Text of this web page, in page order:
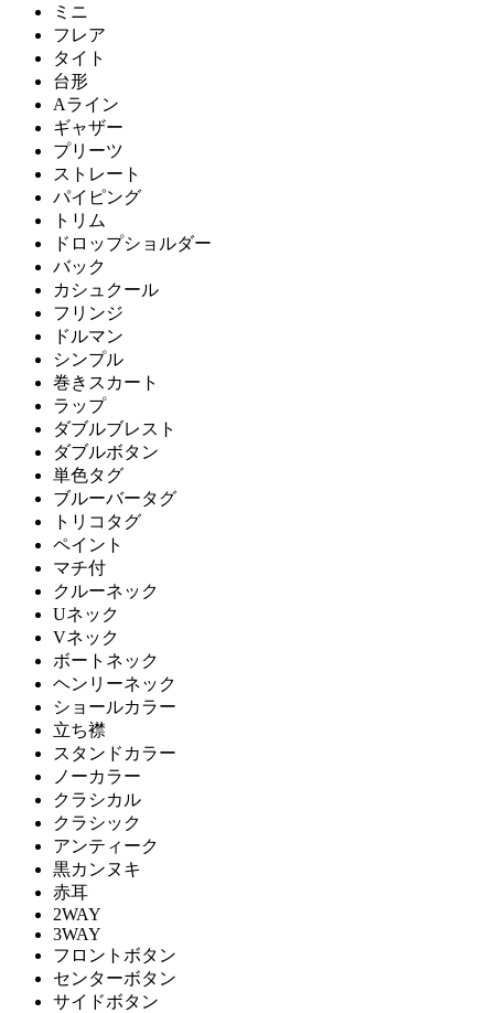
ミニ
フレア
タイト
台形
Aライン
ギャザー
プリーツ
ストレート
パイピング
トリム
ドロップショルダー
バック
カシュクール
フリンジ
ドルマン
シンプル
巻きスカート
ラップ
ダブルブレスト
ダブルボタン
単色タグ
ブルーバータグ
トリコタグ
ペイント
マチ付
クルーネック
Uネック
Vネック
ボートネック
ヘンリーネック
ショールカラー
立ち襟
スタンドカラー
ノーカラー
クラシカル
クラシック
アンティーク
黒カンヌキ
赤耳
2WAY
3WAY
フロントボタン
センターボタン
サイドボタン